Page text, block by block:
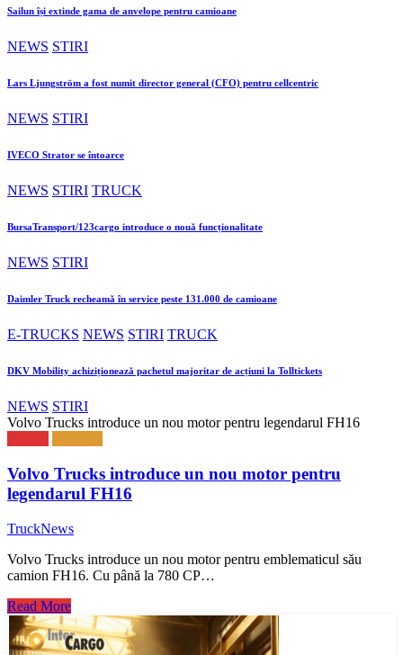
Sailun își extinde gama de anvelope pentru camioane
NEWS STIRI
Lars Ljungström a fost numit director general (CFO) pentru cellcentric
NEWS STIRI
IVECO Strator se întoarce
NEWS STIRI TRUCK
BursaTransport/123cargo introduce o nouă funcționalitate
NEWS STIRI
Daimler Truck recheamă în service peste 131.000 de camioane
E-TRUCKS NEWS STIRI TRUCK
DKV Mobility achiziționează pachetul majoritar de acțiuni la Tolltickets
NEWS STIRI
Volvo Trucks introduce un nou motor pentru legendarul FH16
Volvo Trucks introduce un nou motor pentru
legendarul FH16
TruckNews
Volvo Trucks introduce un nou motor pentru emblematicul său
camion FH16. Cu până la 780 CP…
Read More